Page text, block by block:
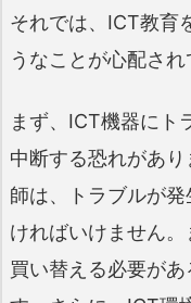
それでは、ICT教育
うなことが心配さ
まず、ICT機器にト
中断する恐れがあ
師は、トラブルが
ければいけません
買い替える必要が